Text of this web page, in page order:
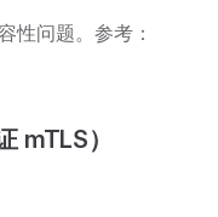
性问题。参考：
mTLS）